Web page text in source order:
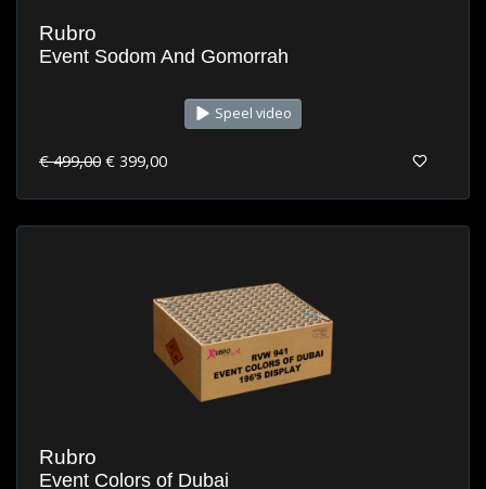
Rubro
Event Sodom And Gomorrah
Speel video
€ 499,00 € 399,00
Rubro
Event Colors of Dubai